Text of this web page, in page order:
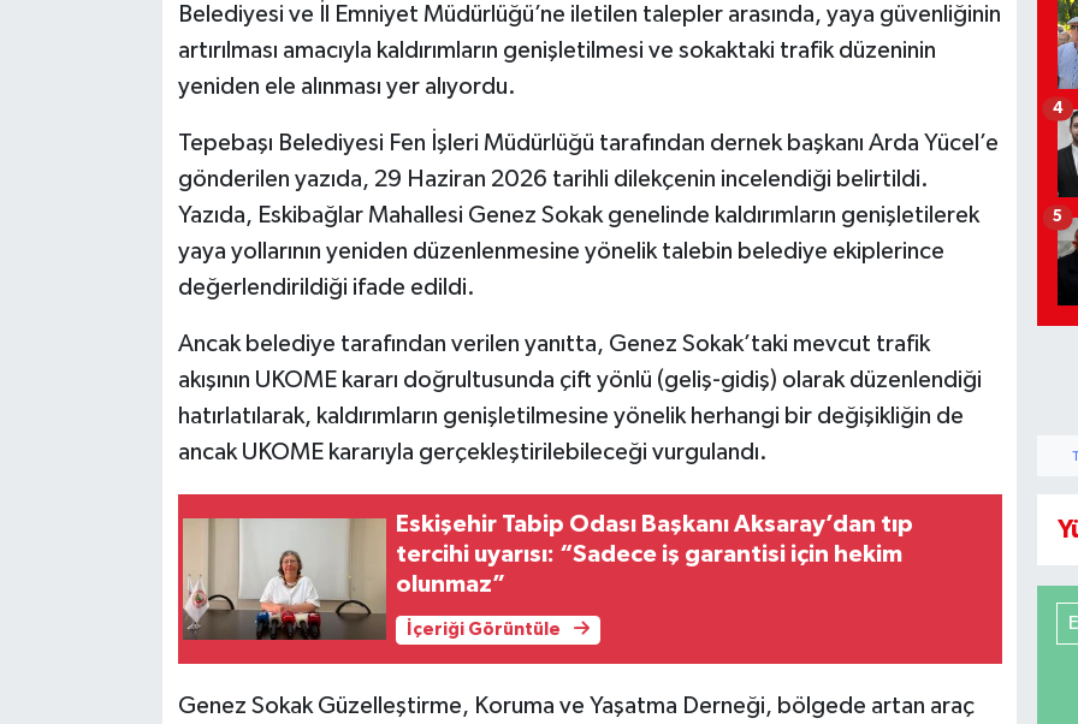
Belediyesi ve İl Emniyet Müdürlüğü’ne iletilen talepler arasında, yaya güvenliğinin
artırılması amacıyla kaldırımların genişletilmesi ve sokaktaki trafik düzeninin
yeniden ele alınması yer alıyordu.
Tepebaşı Belediyesi Fen İşleri Müdürlüğü tarafından dernek başkanı Arda Yücel’e
gönderilen yazıda, 29 Haziran 2026 tarihli dilekçenin incelendiği belirtildi.
Yazıda, Eskibağlar Mahallesi Genez Sokak genelinde kaldırımların genişletilerek
yaya yollarının yeniden düzenlenmesine yönelik talebin belediye ekiplerince
değerlendirildiği ifade edildi.
Ancak belediye tarafından verilen yanıtta, Genez Sokak’taki mevcut trafik
akışının UKOME kararı doğrultusunda çift yönlü (geliş-gidiş) olarak düzenlendiği
hatırlatılarak, kaldırımların genişletilmesine yönelik herhangi bir değişikliğin de
ancak UKOME kararıyla gerçekleştirilebileceği vurgulandı.
Eskişehir Tabip Odası Başkanı Aksaray’dan tıp
tercihi uyarısı: “Sadece iş garantisi için hekim
olunmaz”
İçeriği Görüntüle
Genez Sokak Güzelleştirme, Koruma ve Yaşatma Derneği, bölgede artan araç
4
5